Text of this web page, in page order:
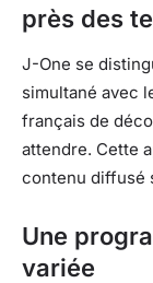
près des
J-One se
simultané avec
français de
attendre. Cette
contenu diffusé
Une
variée